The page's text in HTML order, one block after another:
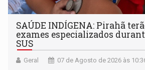
SAÚDE INDÍGENA: Pirahã
exames especializados
SUS
Geral 07 de Agosto de 2026 às